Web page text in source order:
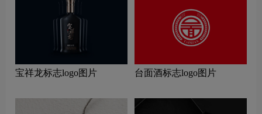
宝祥龙标志logo图片 台面酒标志logo图片